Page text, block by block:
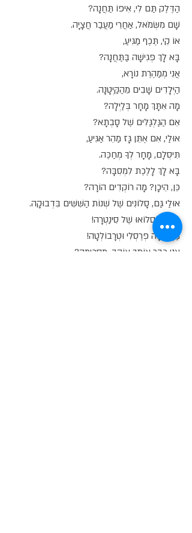
הַדֶּלֶק תַּם לִי, אִיפוֹ תַּחֲנָה?
שָׁם מִשְּׂמֹאל, אַחֲרֵי מַעֲבַר חֲצָיָה.
אוֹ קֵי, תֶּכֶף מַגִּיעַ,
בָּא לָךְ פְּגִישָׁה בַּתַּחֲנָה?
אֲנִי מְמַהֶרֶת נוֹרָא,
הַיְּלָדִים שָׁבִים מֵהַקַּיְטָנָה.
מָה אִתָּךְ מָחָר בְּלַיְלָה?
אֵם הַגַּלְגַּלִּים שֶׁל סָבְתָא?
אוּלַי, אִם אֶתֵּן גָּז מַהֵר אַגִּיעַ,
תִּיסְלָם, מָחָר לְךָ מְחַכֶּה.
בָּא לָךְ לָלֶכֶת לִמְסִבָּה?
כֵּן, הֵיכָן? מָה רוֹקְדִים הוֹרָה?
אוּלַי גַּם, סָלוֹנִים שֶׁל שְׁנוֹת הַשִּׁשִּׁים בִּדְבוּקָה.
מַעֲדִיף סְלוֹאוּ שֶׁל סִינַטְרָה!
מַעֲדִיפָה פְּרֶסְלִי וּטְרָבוֹלְטָה!
אֲנִי כְּבָר אוֹתָךְ אוֹהֵב, מַסְכִּימָה?